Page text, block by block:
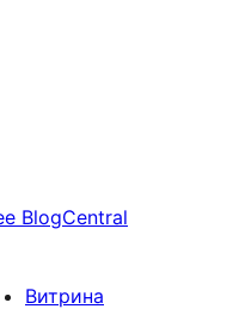
BlogCentral
Витрина